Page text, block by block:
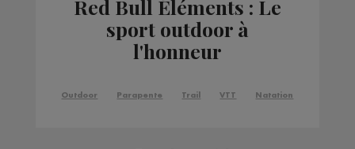
Red Bull Éléments : Le
sport outdoor à
l'honneur
Outdoor Parapente Trail VTT Natation